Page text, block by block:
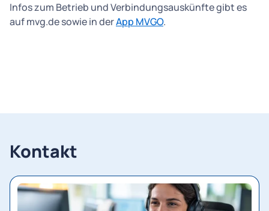
Infos zum Betrieb und Verbindungsauskünfte gibt es
auf mvg.de sowie in derApp MVGO.
Kontakt